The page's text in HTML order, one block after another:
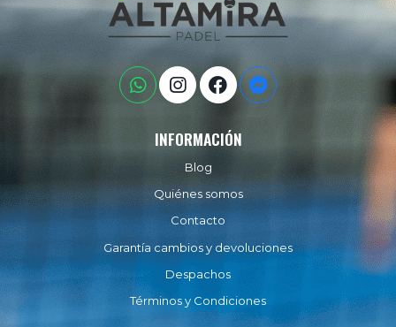
INFORMACIÓN
Blog
Quiénes somos
Contacto
Garantía cambios y devoluciones
Despachos
Términos y Condiciones